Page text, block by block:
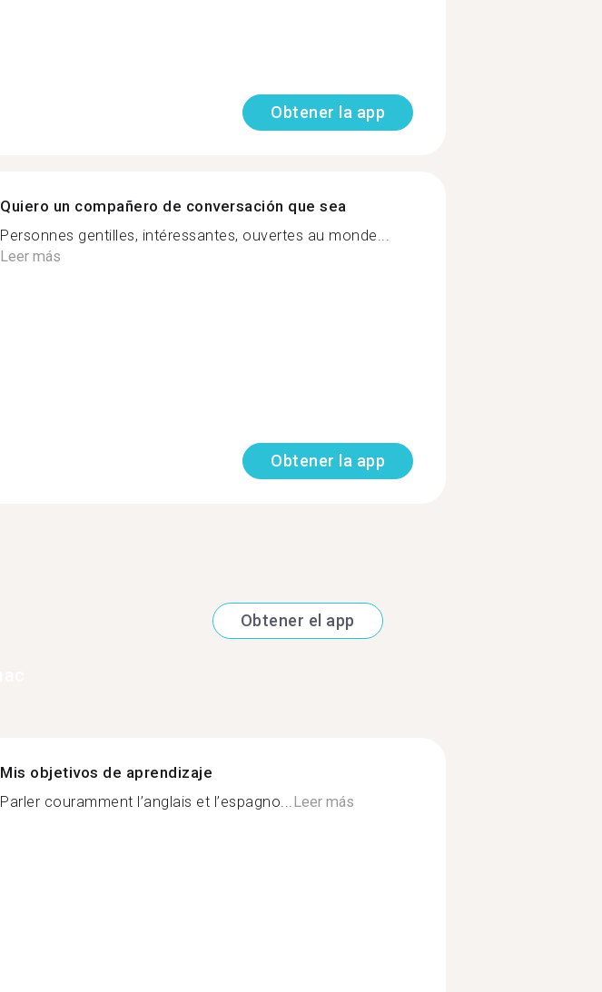
Obtener la app
Quiero un compañero de conversación que sea
Personnes gentilles, intéressantes, ouvertes au monde...
Leer más
Obtener la app
Obtener el app
Mis objetivos de aprendizaje
Parler couramment l’anglais et l’espagno... Leer más